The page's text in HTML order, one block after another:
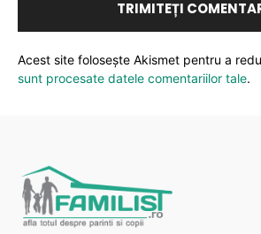
Acest site folosește Akismet pentru a
sunt procesate datele comentariilor tale.